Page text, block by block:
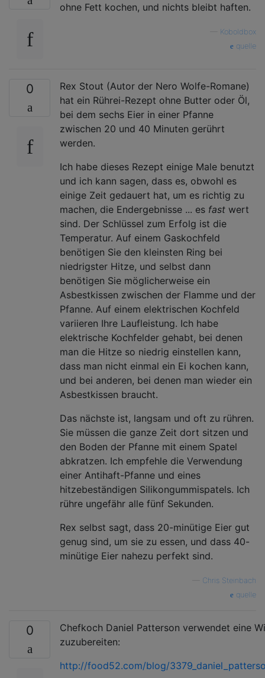
ohne Fett kochen, und nichts bleibt haften.
Koboldbox
quelle
0
Rex Stout (Autor der Nero Wolfe-Romane)
hat ein Rührei-Rezept ohne Butter oder Öl,
bei dem sechs Eier in einer Pfanne
zwischen 20 und 40 Minuten gerührt
werden.
Ich habe dieses Rezept einige Male benutzt
und ich kann sagen, dass es, obwohl es
einige Zeit gedauert hat, um es richtig zu
machen, die Endergebnisse ... es fast wert
sind. Der Schlüssel zum Erfolg ist die
Temperatur. Auf einem Gaskochfeld
benötigen Sie den kleinsten Ring bei
niedrigster Hitze, und selbst dann
benötigen Sie möglicherweise ein
Asbestkissen zwischen der Flamme und der
Pfanne. Auf einem elektrischen Kochfeld
variieren Ihre Laufleistung. Ich habe
elektrische Kochfelder gehabt, bei denen
man die Hitze so niedrig einstellen kann,
dass man nicht einmal ein Ei kochen kann,
und bei anderen, bei denen man wieder ein
Asbestkissen braucht.
Das nächste ist, langsam und oft zu rühren.
Sie müssen die ganze Zeit dort sitzen und
den Boden der Pfanne mit einem Spatel
abkratzen. Ich empfehle die Verwendung
einer Antihaft-Pfanne und eines
hitzebeständigen Silikongummispatels. Ich
rühre ungefähr alle fünf Sekunden.
Rex selbst sagt, dass 20-minütige Eier gut
genug sind, um sie zu essen, und dass 40-
minütige Eier nahezu perfekt sind.
Chris Steinbach
quelle
0
Chefkoch Daniel Patterson verwendet eine
zuzubereiten:
http://food52.com/blog/